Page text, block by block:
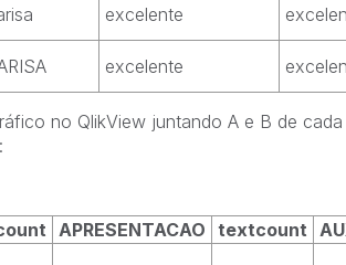
excelente
excelente
no QlikView juntando A e B de
APRESENTACAO textcount